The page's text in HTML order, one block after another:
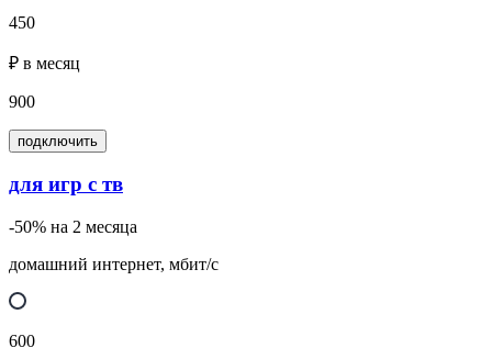
450
₽ в месяц
900
подключить
для игр с тв
-50% на 2 месяца
домашний интернет, мбит/с
600